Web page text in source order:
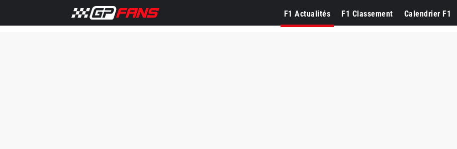
F1 Actualités F1 Classement Calendrier F1